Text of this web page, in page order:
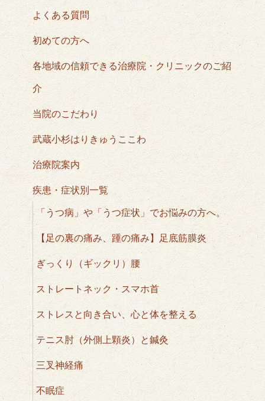
よくある質問
初めての方へ
各地域の信頼できる治療院・クリニックのご紹
介
当院のこだわり
武蔵小杉はりきゅうここわ
治療院案内
疾患・症状別一覧
「うつ病」や「うつ症状」でお悩みの方へ。
【足の裏の痛み、踵の痛み】足底筋膜炎
ぎっくり（ギックリ）腰
ストレートネック・スマホ首
ストレスと向き合い、心と体を整える
テニス肘（外側上顆炎）と鍼灸
三叉神経痛
不眠症